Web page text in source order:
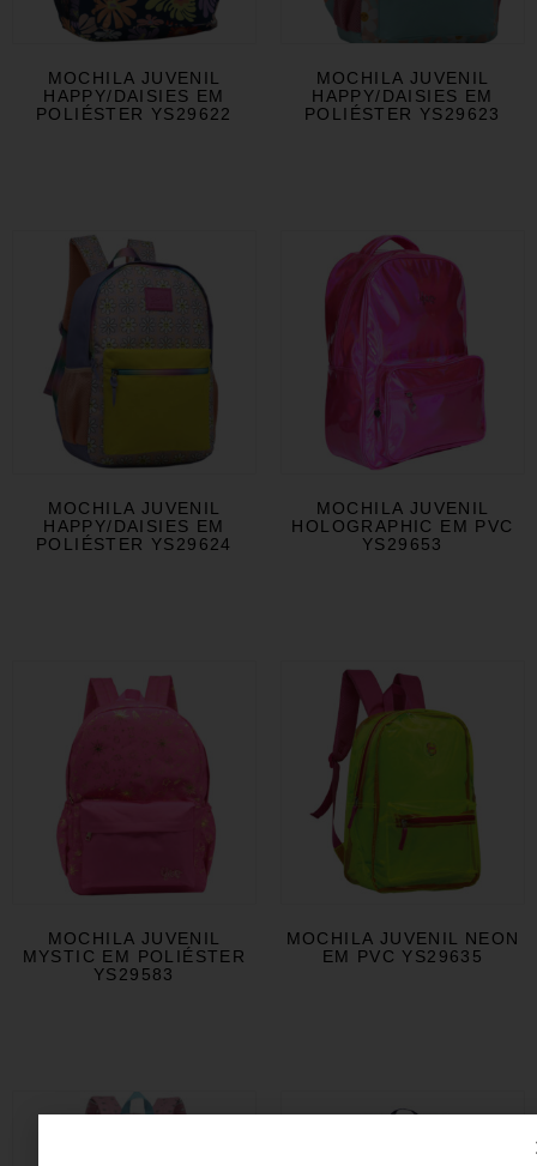
MOCHILA JUVENIL
HAPPY/DAISIES EM
POLIÉSTER YS29622
MOCHILA JUVENIL
HAPPY/DAISIES EM
POLIÉSTER YS29623
MOCHILA JUVENIL
HAPPY/DAISIES EM
POLIÉSTER YS29624
MOCHILA JUVENIL
HOLOGRAPHIC EM PVC
YS29653
MOCHILA JUVENIL
MYSTIC EM POLIÉSTER
YS29583
MOCHILA JUVENIL NEON
EM PVC YS29635